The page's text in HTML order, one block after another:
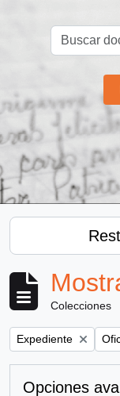
Colecciones
Remove filter:
Expediente
Opciones